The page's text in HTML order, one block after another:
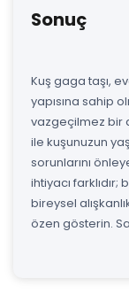
Sonuç
Kuş gaga taşı,
yapısına sahip
vazgeçilmez bir
ile kuşunuzun
sorunlarını
ihtiyacı
bireysel
özen gösterin.